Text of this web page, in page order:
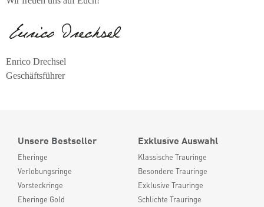
Enrico Drechsel
Geschäftsführer
Unsere Bestseller
Eheringe
Verlobungsringe
Vorsteckringe
Eheringe Gold
Exklusive Auswahl
Klassische Trauringe
Besondere Trauringe
Exklusive Trauringe
Schlichte Trauringe